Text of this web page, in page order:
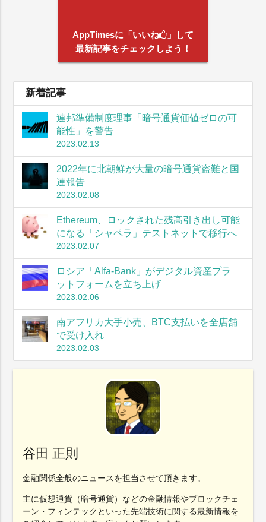
AppTimesに「いいね
」して
最新記事をチェックしよう！
新着記事
連邦準備制度理事「暗号通貨価値ゼロの可
能性」を警告
2023.02.13
2022年に北朝鮮が大量の暗号通貨盗難と国
連報告
2023.02.08
Ethereum、ロックされた残高引き出し可能
になる「シャペラ」テストネットで移行へ
2023.02.07
ロシア「Alfa-Bank」がデジタル資産プラ
ットフォームを立ち上げ
2023.02.06
南アフリカ大手小売、BTC支払いを全店舗
で受け入れ
2023.02.03
谷田 正則
金融関係全般のニュースを担当させて頂きます。
主に仮想通貨（暗号通貨）などの金融情報やブロックチェ
ーン・フィンテックといった先端技術に関する最新情報を